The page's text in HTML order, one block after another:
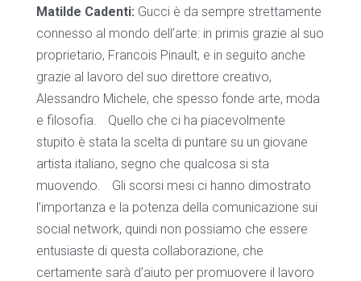
Matilde Cadenti: Gucci è da sempre strettamente
connesso al mondo dell’arte: in primis grazie al suo
proprietario, Francois Pinault, e in seguito anche
grazie al lavoro del suo direttore creativo,
Alessandro Michele, che spesso fonde arte, moda
e filosofia. Quello che ci ha piacevolmente
stupito è stata la scelta di puntare su un giovane
artista italiano, segno che qualcosa si sta
muovendo. Gli scorsi mesi ci hanno dimostrato
l’importanza e la potenza della comunicazione sui
social network, quindi non possiamo che essere
entusiaste di questa collaborazione, che
certamente sarà d’aiuto per promuovere il lavoro